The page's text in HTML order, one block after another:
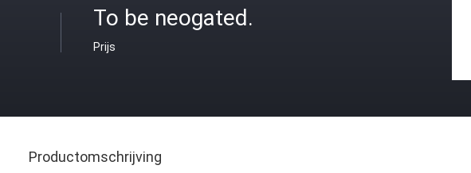
To be neogated.
Prijs
Productomschrijving